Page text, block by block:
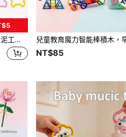
儿童（颜色随机）
NT$85